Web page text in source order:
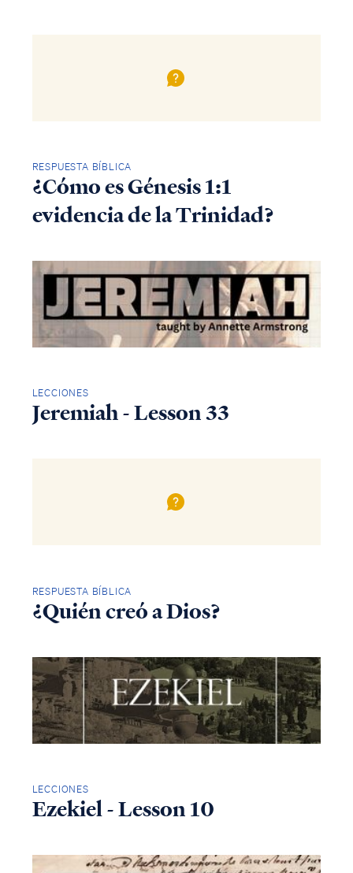
RESPUESTA BÍBLICA
¿Cómo es Génesis 1:1
evidencia de la Trinidad?
LECCIONES
Jeremiah - Lesson 33
RESPUESTA BÍBLICA
¿Quién creó a Dios?
LECCIONES
Ezekiel - Lesson 10